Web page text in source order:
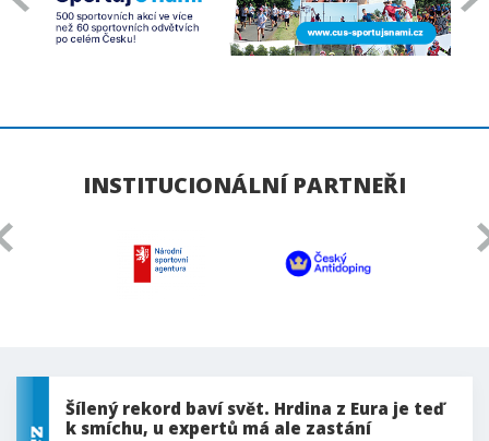
INSTITUCIONÁLNÍ PARTNEŘI
Šílený rekord baví svět. Hrdina z Eura je teď
k smíchu, u expertů má ale zastání